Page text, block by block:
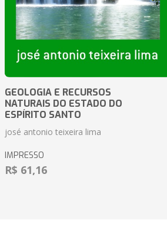
GEOLOGIA E RECURSOS
NATURAIS DO ESTADO DO
ESPÍRITO SANTO
josé antonio teixeira lima
IMPRESSO
R$ 61,16